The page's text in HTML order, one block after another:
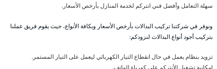
سهلة التعامل وأفضل فني انتركم لخدمة المنازل بأرخص الأسعار.
ونوفر في شركتنا تركيب البدالات بأرخص الأسعار وبكافة الأنواع، حيث يقوم فريق عملنا
بتركيب أجود أنواع البدالات لنزودكم:
تزويد بنظام يعمل في حال انقطاع التيار الكهربائي ليعمل على التيار المستمر.
إمكانية تشغيل الأنتركم على كهرباء الهاتف.